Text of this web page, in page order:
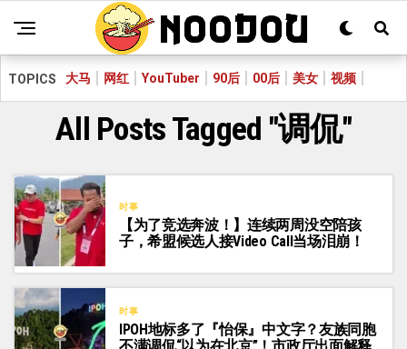
TOPICS 大马 网红 YouTuber 90后 00后 美女 视频
All Posts Tagged "调侃"
时事
【为了竞选奔波！】连续两周没空陪孩
子，希盟候选人接Video Call当场泪崩！
时事
IPOH地标多了『怡保』中文字？友族同胞